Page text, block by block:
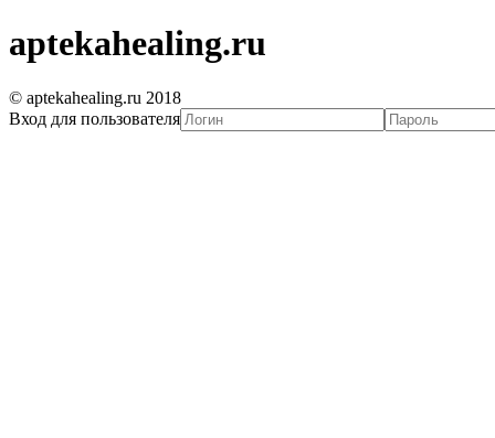
aptekahealing.ru
© aptekahealing.ru 2018
Вход для пользователя